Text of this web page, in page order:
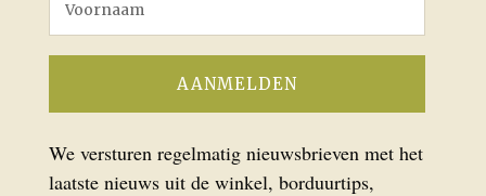
We versturen regelmatig nieuwsbrieven met het
laatste nieuws uit de winkel, borduurtips,